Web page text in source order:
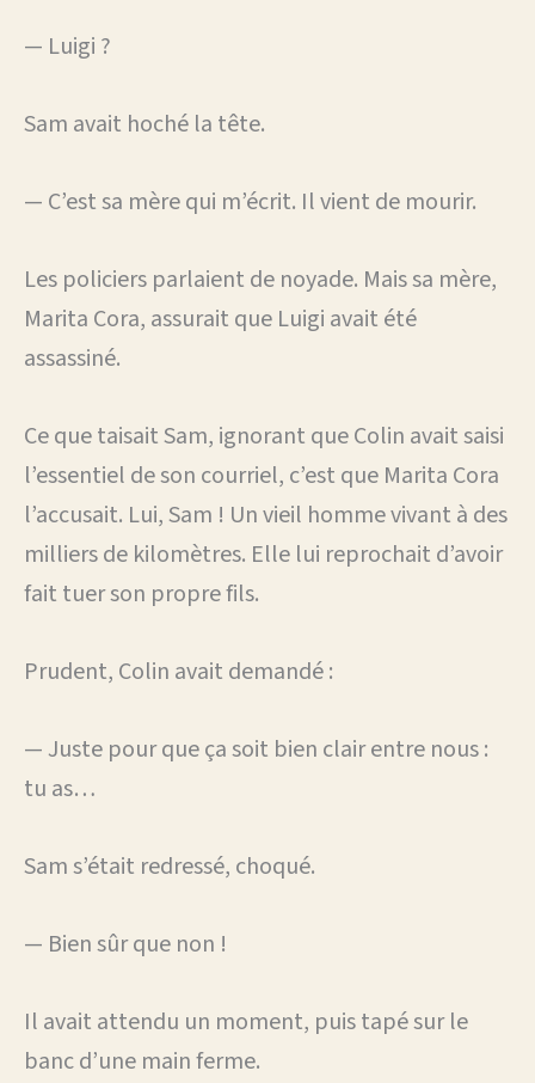
— Luigi ?
Sam avait hoché la tête.
— C’est sa mère qui m’écrit. Il vient de mourir.
Les policiers parlaient de noyade. Mais sa mère,
Marita Cora, assurait que Luigi avait été
assassiné.
Ce que taisait Sam, ignorant que Colin avait saisi
l’essentiel de son courriel, c’est que Marita Cora
l’accusait. Lui, Sam ! Un vieil homme vivant à des
milliers de kilomètres. Elle lui reprochait d’avoir
fait tuer son propre fils.
Prudent, Colin avait demandé :
— Juste pour que ça soit bien clair entre nous :
tu as…
Sam s’était redressé, choqué.
— Bien sûr que non !
Il avait attendu un moment, puis tapé sur le
banc d’une main ferme.